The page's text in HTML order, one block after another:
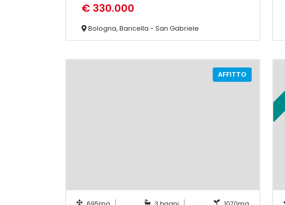
€ 330.000
Bologna, Baricella - San Gabriele
AFFITTO